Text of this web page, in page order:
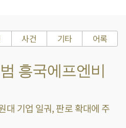
사건 기타 어록
흥국에프엔비
대 기업 일궈, 판로 확대에 주